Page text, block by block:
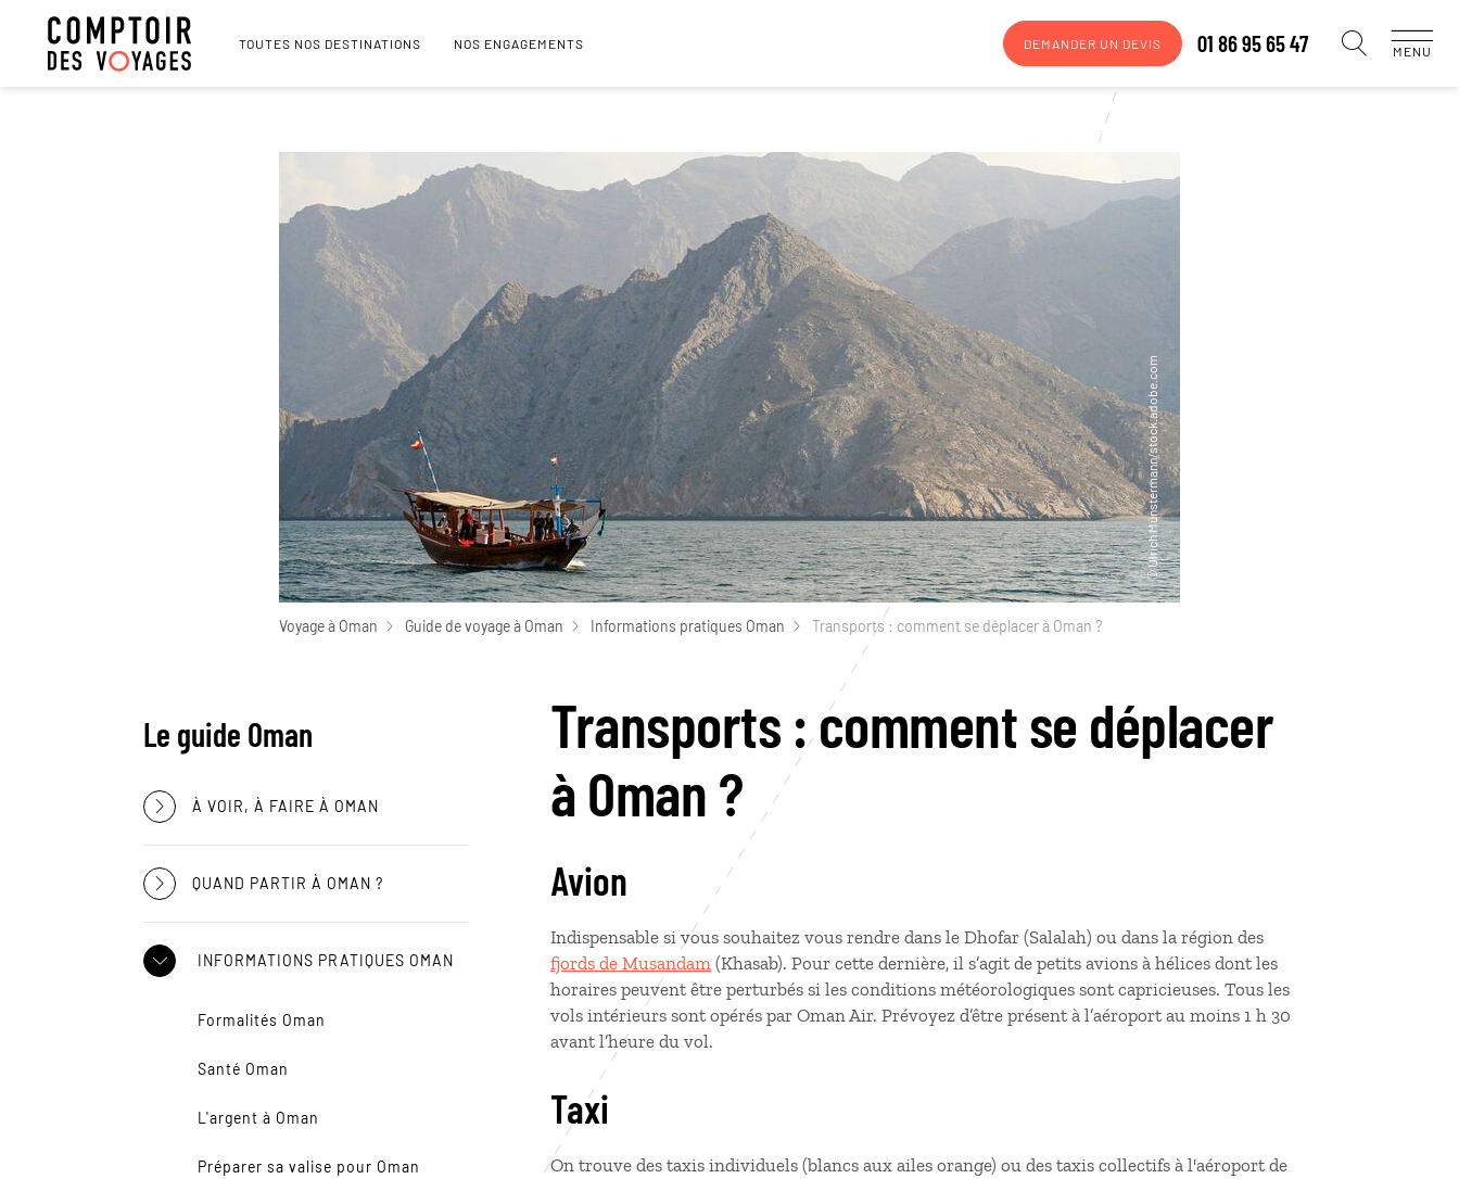
TOUTES NOS DESTINATIONS NOS ENGAGEMENTS DEMANDER UN DEVIS 01 86 95 65 47 MENU
Voyage à Oman Guide de voyage à Oman Informations pratiques Oman Transports : comment se déplacer à Oman ?
Le guide Oman
À VOIR, À FAIRE À OMAN
QUAND PARTIR À OMAN ?
INFORMATIONS PRATIQUES OMAN
Formalités Oman
Santé Oman
L'argent à Oman
Préparer sa valise pour Oman
Transports : comment se déplacer
à Oman ?
Avion
Indispensable si vous souhaitez vous rendre dans le Dhofar (Salalah) ou dans la région des
fjords de Musandam (Khasab). Pour cette dernière, il s’agit de petits avions à hélices dont les
horaires peuvent être perturbés si les conditions météorologiques sont capricieuses. Tous les
vols intérieurs sont opérés par Oman Air. Prévoyez d’être présent à l’aéroport au moins 1 h 30
avant l’heure du vol.
Taxi
On trouve des taxis individuels (blancs aux ailes orange) ou des taxis collectifs à l'aéroport de